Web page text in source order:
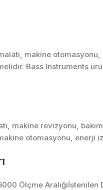
makine
Bass Instruments
makine revizyonu,
otomasyonu,
Ölçme